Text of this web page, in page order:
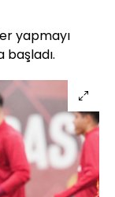
yapmayı